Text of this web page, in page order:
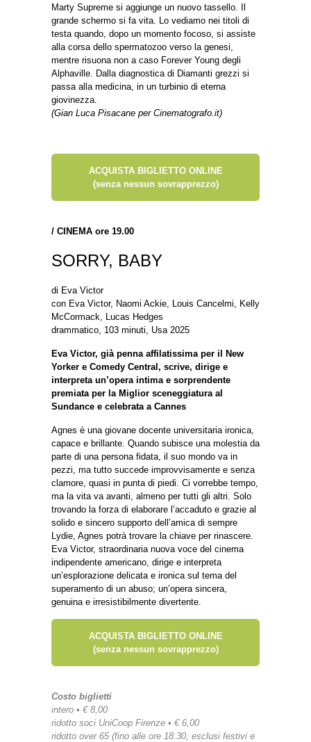
Marty Supreme si aggiunge un nuovo tassello. Il
grande schermo si fa vita. Lo vediamo nei titoli di
testa quando, dopo un momento focoso, si assiste
alla corsa dello spermatozoo verso la genesi,
mentre risuona non a caso Forever Young degli
Alphaville. Dalla diagnostica di Diamanti grezzi si
passa alla medicina, in un turbinio di eterna
giovinezza.
(Gian Luca Pisacane per Cinematografo.it)
ACQUISTA BIGLIETTO ONLINE
(senza nessun sovrapprezzo)
/ CINEMA ore 19.00
SORRY, BABY
di Eva Victor
con Eva Victor, Naomi Ackie, Louis Cancelmi, Kelly
McCormack, Lucas Hedges
drammatico, 103 minuti, Usa 2025
Eva Victor, già penna affilatissima per il New
Yorker e Comedy Central, scrive, dirige e
interpreta un’opera intima e sorprendente
premiata per la Miglior sceneggiatura al
Sundance e celebrata a Cannes
Agnes è una giovane docente universitaria ironica,
capace e brillante. Quando subisce una molestia da
parte di una persona fidata, il suo mondo va in
pezzi, ma tutto succede improvvisamente e senza
clamore, quasi in punta di piedi. Ci vorrebbe tempo,
ma la vita va avanti, almeno per tutti gli altri. Solo
trovando la forza di elaborare l’accaduto e grazie al
solido e sincero supporto dell’amica di sempre
Lydie, Agnes potrà trovare la chiave per rinascere.
Eva Victor, straordinaria nuova voce del cinema
indipendente americano, dirige e interpreta
un’esplorazione delicata e ironica sul tema del
superamento di un abuso; un’opera sincera,
genuina e irresistibilmente divertente.
ACQUISTA BIGLIETTO ONLINE
(senza nessun sovrapprezzo)
Costo biglietti
intero • € 8,00
ridotto soci UniCoop Firenze • € 6,00
ridotto over 65 (fino alle ore 18.30, esclusi festivi e